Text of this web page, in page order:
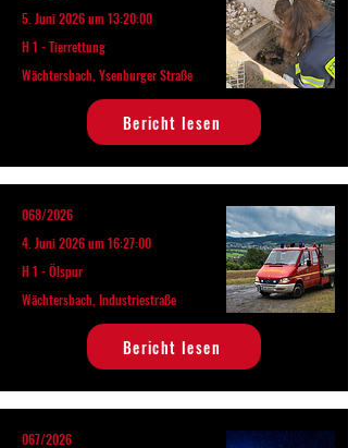
5. Juni 2026 um 13:20:00
H 1 - Tierrettung
Wächtersbach, Ysenburger Straße
Bericht lesen
068/2026
4. Juni 2026 um 16:27:00
H 1 - Ölspur
Wächtersbach, Industriestraße
Bericht lesen
067/2026